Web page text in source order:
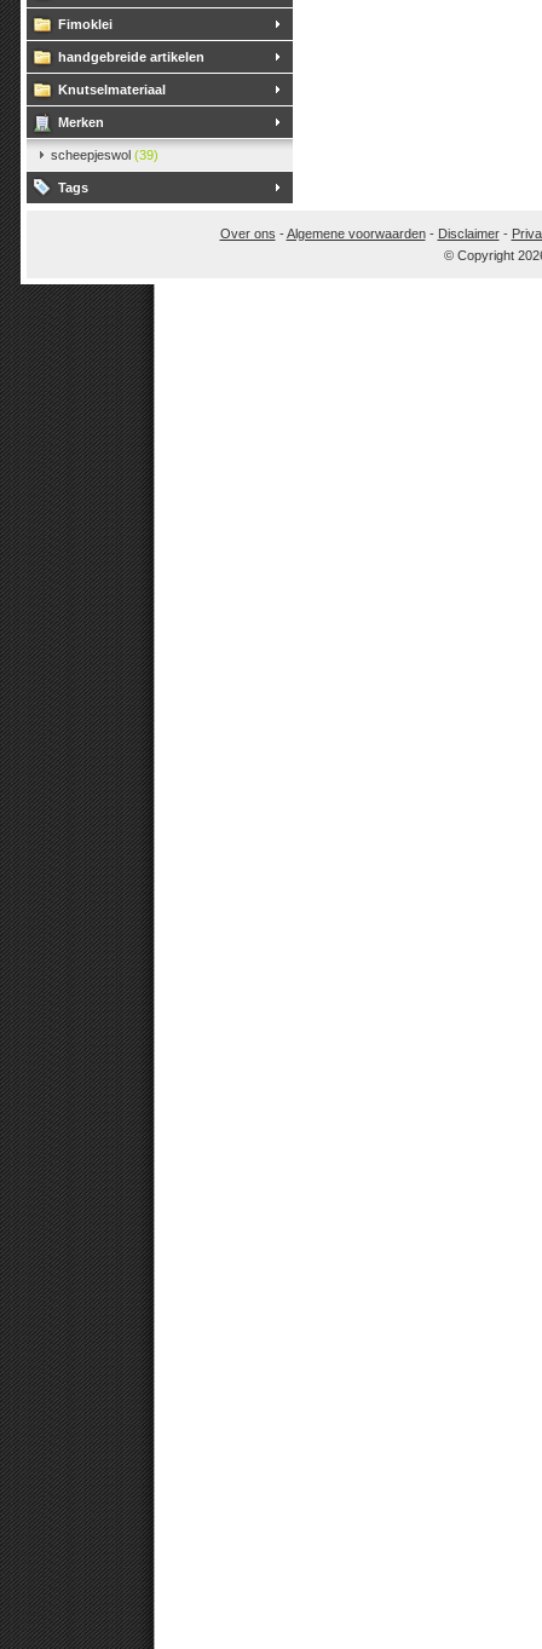
Fimoklei
handgebreide artikelen
Knutselmateriaal
Merken
scheepjeswol (39)
Tags
Over ons -Algemene voorwaarden- Disclaimer-
© Copyright